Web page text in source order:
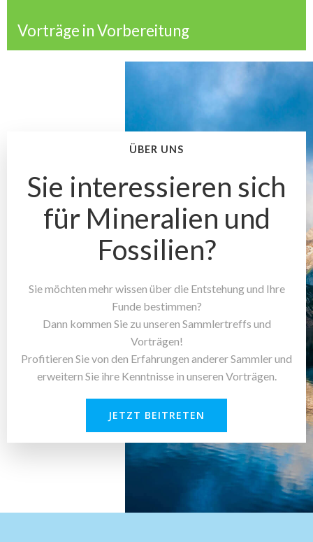
Vorträge in Vorbereitung
ÜBER UNS
Sie interessieren sich
für Mineralien und
Fossilien?
Sie möchten mehr wissen über die Entstehung und Ihre
Funde bestimmen?
Dann kommen Sie zu unseren Sammlertreffs und
Vorträgen!
Profitieren Sie von den Erfahrungen anderer Sammler und
erweitern Sie ihre Kenntnisse in unseren Vorträgen.
JETZT BEITRETEN